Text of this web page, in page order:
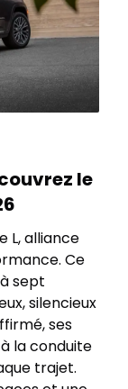
le
L, alliance
Ce
sept
silencieux
ses
la conduite
trajet.